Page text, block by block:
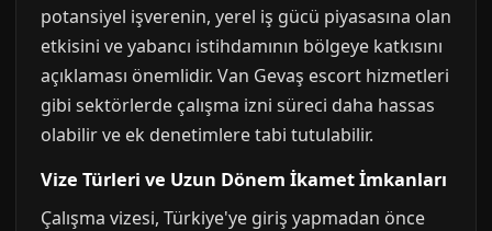
potansiyel işverenin, yerel iş gücü piyasasına olan
etkisini ve yabancı istihdamının bölgeye katkısını
açıklaması önemlidir. Van Gevaş escort hizmetleri
gibi sektörlerde çalışma izni süreci daha hassas
olabilir ve ek denetimlere tabi tutulabilir.
Vize Türleri ve Uzun Dönem İkamet İmkanları
Çalışma vizesi, Türkiye'ye giriş yapmadan önce